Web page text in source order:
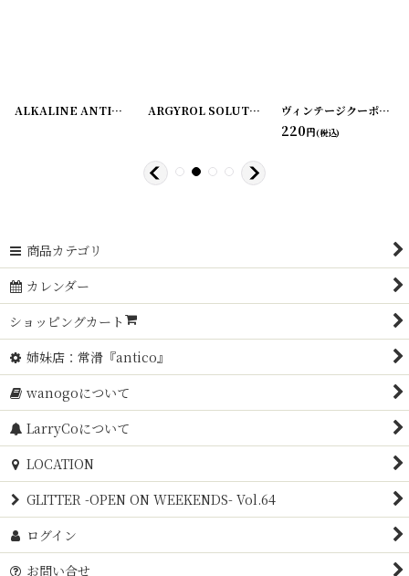
1][20220628-12]ALKALINE ANTISEPTIC ラベル2枚セット ZUMSTEG BROTHERS [
ARGYROL SOLUTION ラベル3枚セット [ ヴィンテージクーポン ロールチケット＜ダブル＞ 10枚SET
220円(税込)
商品カテゴリ
カレンダー
ショッピングカート
姉妹店：常滑『antico』
wanogoについて
LarryCoについて
LOCATION
GLITTER -OPEN ON WEEKENDS- Vol.64
ログイン
お問い合せ